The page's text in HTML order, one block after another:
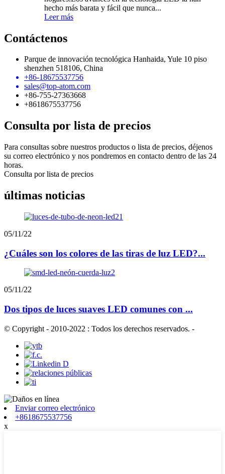
hecho más barata y fácil que nunca...
Leer más
Contáctenos
Parque de innovación tecnológica Hanhaida, Yule 10 piso
shenzhen 518106, China
+86-18675537756
sales@top-atom.com
+86-755-27363668
+8618675537756
Consulta por lista de precios
Para consultas sobre nuestros productos o lista de precios, déjenos
su correo electrónico y nos pondremos en contacto dentro de las 24
horas.
Consulta por lista de precios
últimas noticias
05/11/22
¿Cuáles son los colores de las tiras de luz LED?...
05/11/22
Dos tipos de luces suaves LED comunes con ...
© Copyright - 2010-2022 : Todos los derechos reservados. -
Enviar correo electrónico
+8618675537756
x